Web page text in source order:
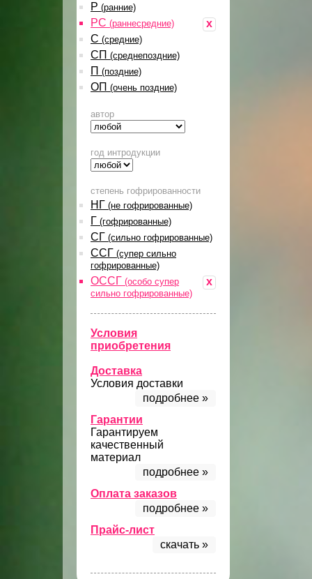
Р (ранние)
x
РС (раннесредние)
С (средние)
СП (среднепоздние)
П (поздние)
ОП (очень поздние)
автор
год интродукции
степень гофрированности
НГ (не гофрированные)
Г (гофрированные)
СГ (сильно гофрированные)
ССГ (супер сильно
гофрированные)
x
ОССГ (особо супер
сильно гофрированные)
Условия
приобретения
Доставка
Условия доставки
подробнее »
Гарантии
Гарантируем
качественный
материал
подробнее »
Оплата заказов
подробнее »
Прайс-лист
скачать »